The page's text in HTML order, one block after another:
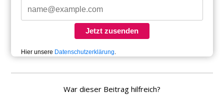
Jetzt zusenden
Hier unsere Datenschutzerklärung.
War dieser Beitrag hilfreich?